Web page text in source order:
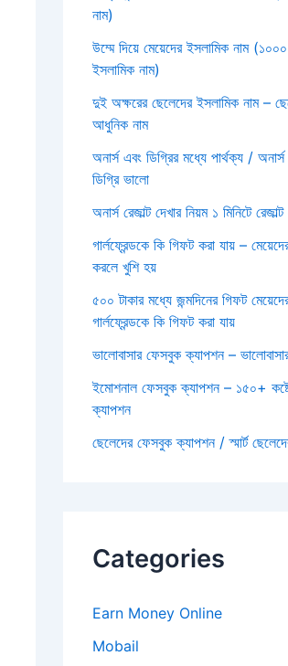
নাম)
উম্মে দিয়ে মেয়েদের ইসলামিক নাম
ইসলামিক নাম)
দুই অক্ষরের ছেলেদের ইসলামিক নাম –
আধুনিক নাম
অনার্স এবং ডিগ্রির মধ্যে পার্থক্য /
ডিগ্রি ভালো
অনার্স রেজাল্ট দেখার নিয়ম ১ মিনিটে
গার্লফ্রেন্ডকে কি গিফট করা যায় –
করলে খুশি হয়
৫০০ টাকার মধ্যে জন্মদিনের গিফট
গার্লফ্রেন্ডকে কি গিফট করা যায়
ভালোবাসার ফেসবুক ক্যাপশন –
ইমোশনাল ফেসবুক ক্যাপশন – ১৫০+
ক্যাপশন
ছেলেদের ফেসবুক ক্যাপশন / স্মার্ট
Categories
Earn Money Online
Mobail